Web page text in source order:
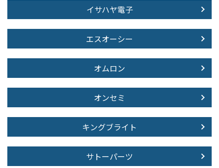
イサハヤ電子
エスオーシー
オムロン
オンセミ
キングブライト
サトーパーツ